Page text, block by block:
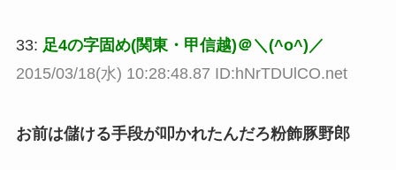
33: 足4の字固め(関東・甲信越)＠＼(^o^)／
2015/03/18(水) 10:28:48.87 ID:hNrTDUlCO.net
お前は儲ける手段が叩かれたんだろ粉飾豚野郎